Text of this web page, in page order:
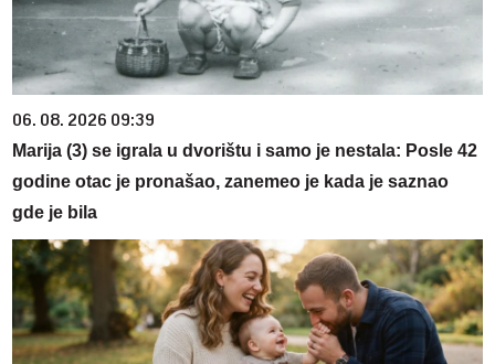
06. 08. 2026 09:39
Marija (3) se igrala u dvorištu i samo je nestala: Posle 42
godine otac je pronašao, zanemeo je kada je saznao
gde je bila